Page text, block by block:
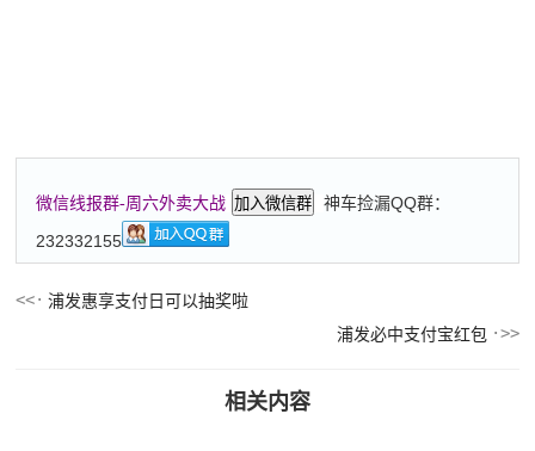
微信线报群-周六外卖大战 加入微信群
神车捡漏QQ群：
232332155
浦发惠享支付日可以抽奖啦
浦发必中支付宝红包
相关内容